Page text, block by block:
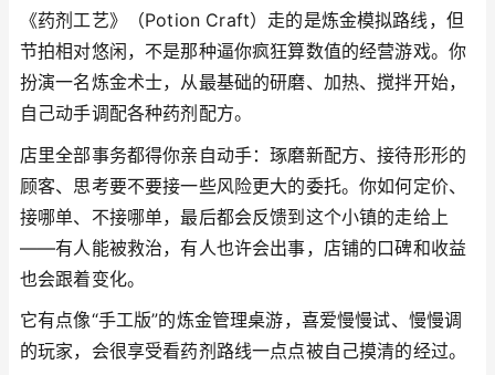
《药剂工艺》（Potion Craft）走的是炼金模拟路线，但
节拍相对悠闲，不是那种逼你疯狂算数值的经营游戏。你
扮演一名炼金术士，从最基础的研磨、加热、搅拌开始，
自己动手调配各种药剂配方。
店里全部事务都得你亲自动手：琢磨新配方、接待形形的
顾客、思考要不要接一些风险更大的委托。你如何定价、
接哪单、不接哪单，最后都会反馈到这个小镇的走给上
——有人能被救治，有人也许会出事，店铺的口碑和收益
也会跟着变化。
它有点像“手工版”的炼金管理桌游，喜爱慢慢试、慢慢调
的玩家，会很享受看药剂路线一点点被自己摸清的经过。